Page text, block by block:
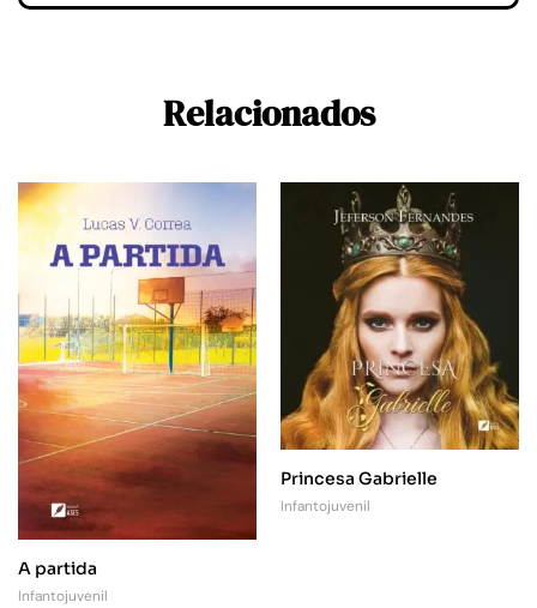
Relacionados
A partida
Infantojuvenil
Princesa Gabrielle
Infantojuvenil